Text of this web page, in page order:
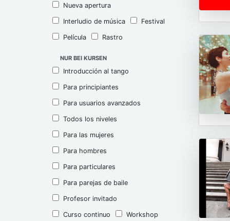
Nueva apertura
Interludio de música Festival
Película Rastro
NUR BEI KURSEN
Introducción al tango
Para principiantes
Para usuarios avanzados
Todos los niveles
Para las mujeres
Para hombres
Para particulares
Para parejas de baile
Profesor invitado
Curso continuo Workshop